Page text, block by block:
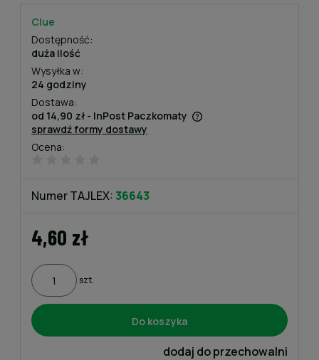
Ocena:
Clue
Dostępność:
duża ilość
Wysyłka w:
24 godziny
Dostawa:
od 14,90 zł - InPost Paczkomaty
Cena nie zawiera ewentualnych kosztów płatności
sprawdź formy dostawy
Numer TAJLEX:36643
4,60 zł
szt.
Do koszyka
dodaj do przechowalni